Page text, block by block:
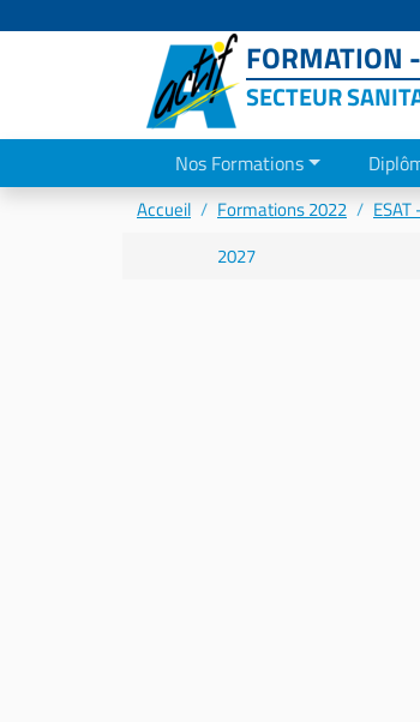
FORMATION
SECTEUR
Nos Formations
Accueil Formations 2022
2027